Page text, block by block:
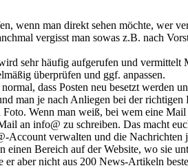
wenn man direkt sehen möchte, wer
vergisst man sowas z.B. nach
sehr häufig aufgerufen und
überprüfen und ggf. anpassen.
dass Posten neu besetzt werden
man je nach Anliegen bei der
Wenn man weiß, bei wem eine
an info@ zu schreiben. Das macht
Account verwalten und die Nachrichten
einen Bereich auf der Website, wo sie
aber nicht aus 200 News-Artikeln